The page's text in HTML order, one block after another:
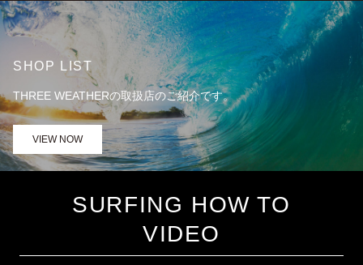
SHOP LIST
THREE WEATHERの取扱店のご紹介です。
VIEW NOW
SURFING HOW TO
VIDEO